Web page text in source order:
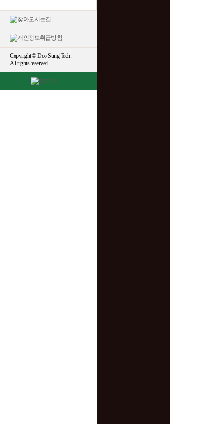
Copyright © Doo Sung Tech.
All rights reserved.